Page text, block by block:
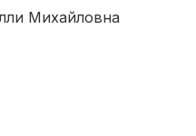
Михайловна